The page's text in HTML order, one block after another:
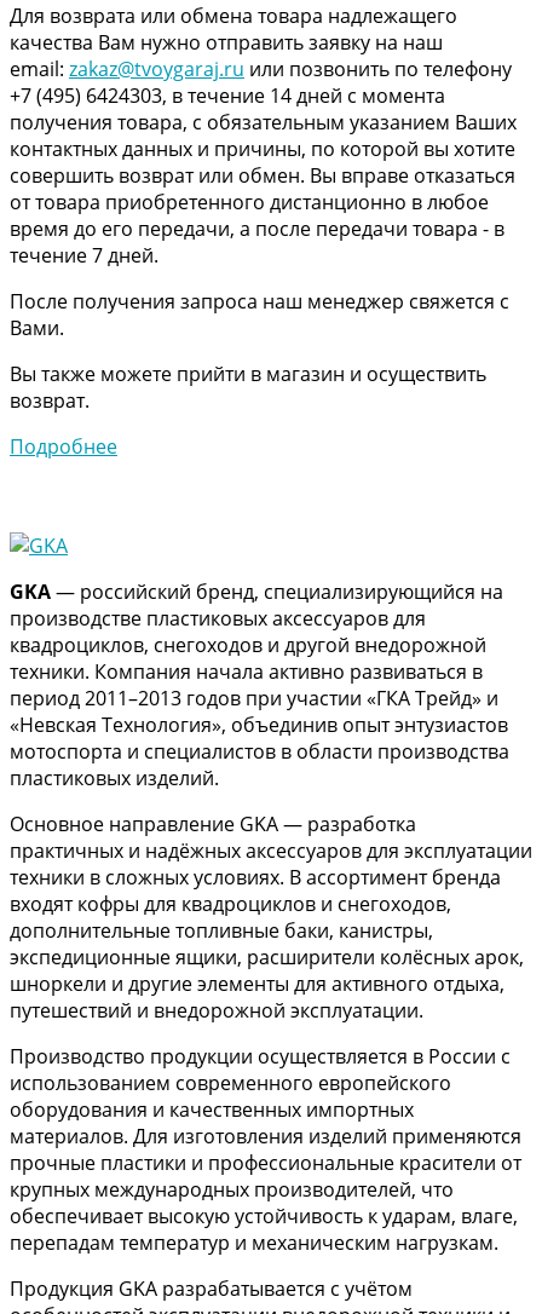
Для возврата или обмена товара надлежащего
качества Вам нужно отправить заявку на наш
email: zakaz@tvoygaraj.ru или позвонить по телефону
+7 (495) 6424303, в течение 14 дней с момента
получения товара, с обязательным указанием Ваших
контактных данных и причины, по которой вы хотите
совершить возврат или обмен. Вы вправе отказаться
от товара приобретенного дистанционно в любое
время до его передачи, а после передачи товара - в
течение 7 дней.
После получения запроса наш менеджер свяжется с
Вами.
Вы также можете прийти в магазин и осуществить
возврат.
Подробнее
GKA— российский бренд, специализирующийся на
производстве пластиковых аксессуаров для
квадроциклов, снегоходов и другой внедорожной
техники. Компания начала активно развиваться в
период 2011–2013 годов при участии «ГКА Трейд» и
«Невская Технология», объединив опыт энтузиастов
мотоспорта и специалистов в области производства
пластиковых изделий.
Основное направление GKA — разработка
практичных и надёжных аксессуаров для эксплуатации
техники в сложных условиях. В ассортимент бренда
входят кофры для квадроциклов и снегоходов,
дополнительные топливные баки, канистры,
экспедиционные ящики, расширители колёсных арок,
шноркели и другие элементы для активного отдыха,
путешествий и внедорожной эксплуатации.
Производство продукции осуществляется в России с
использованием современного европейского
оборудования и качественных импортных
материалов. Для изготовления изделий применяются
прочные пластики и профессиональные красители от
крупных международных производителей, что
обеспечивает высокую устойчивость к ударам, влаге,
перепадам температур и механическим нагрузкам.
Продукция GKA разрабатывается с учётом